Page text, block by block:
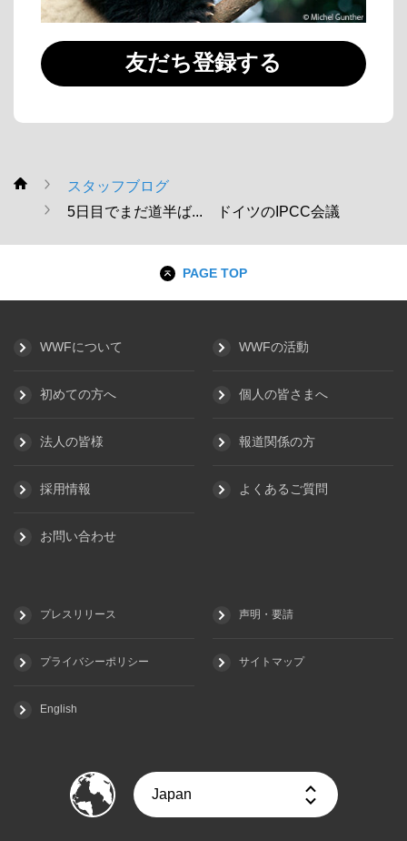
友だち登録する
WWF
スタッフブログ
5日目でまだ道半ば... ドイツのIPCC会議
PAGE TOP
WWFについて WWFの活動
初めての方へ 個人の皆さまへ
法人の皆様 報道関係の方
採用情報 よくあるご質問
お問い合わせ
プレスリリース 声明・要請
プライバシーポリシー サイトマップ
English